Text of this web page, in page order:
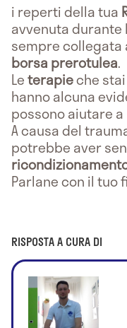
i reperti della tua
avvenuta
sempre collegata
borsa prerotulea.
Leterapieche
hanno alcuna
possono aiutare
A causa del
potrebbe aver
Parlane con il tuo
RISPOSTA A CURA DI